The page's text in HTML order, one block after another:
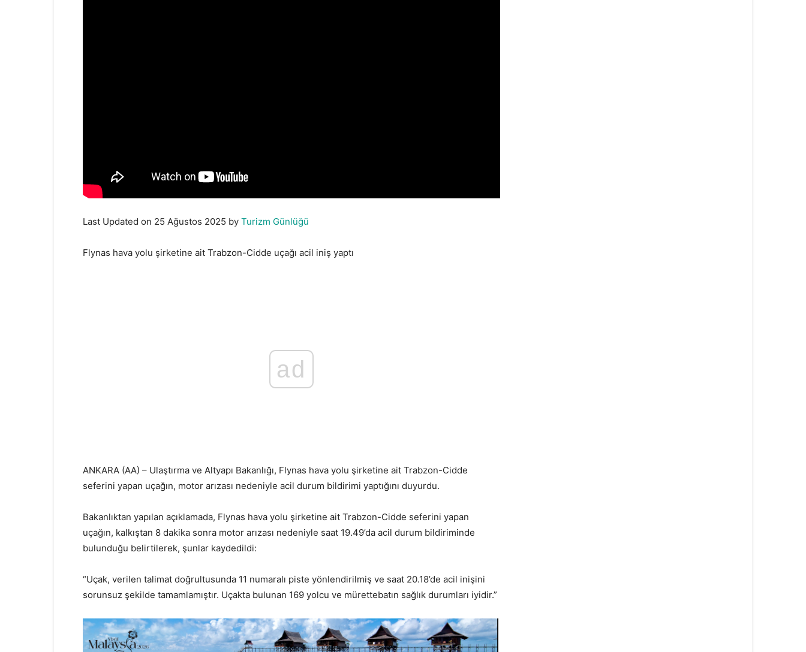
Last Updated on 25 Ağustos 2025 by Turizm Günlüğü
Flynas hava yolu şirketine ait Trabzon-Cidde uçağı acil iniş yaptı
ad
ANKARA (AA) – Ulaştırma ve Altyapı Bakanlığı, Flynas hava yolu şirketine ait Trabzon-Cidde
seferini yapan uçağın, motor arızası nedeniyle acil durum bildirimi yaptığını duyurdu.
Bakanlıktan yapılan açıklamada, Flynas hava yolu şirketine ait Trabzon-Cidde seferini yapan
uçağın, kalkıştan 8 dakika sonra motor arızası nedeniyle saat 19.49’da acil durum bildiriminde
bulunduğu belirtilerek, şunlar kaydedildi:
“Uçak, verilen talimat doğrultusunda 11 numaralı piste yönlendirilmiş ve saat 20.18’de acil inişini
sorunsuz şekilde tamamlamıştır. Uçakta bulunan 169 yolcu ve mürettebatın sağlık durumları iyidir.”